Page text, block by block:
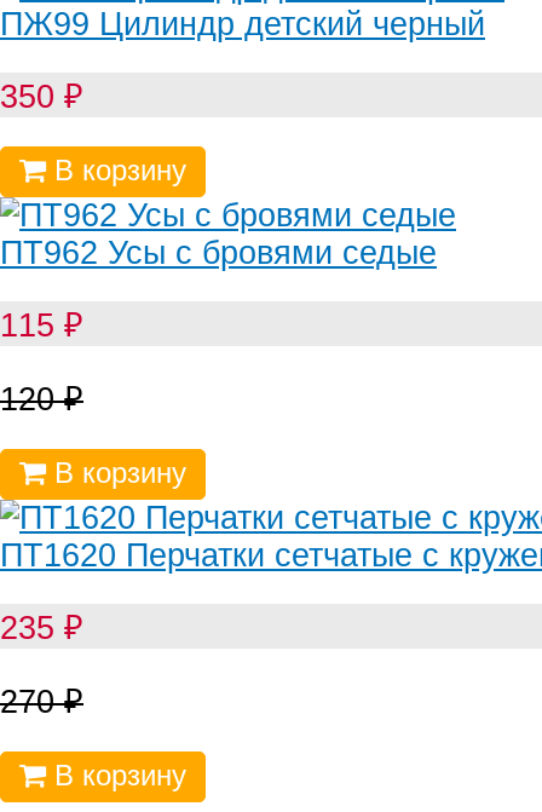
ПЖ99 Цилиндр детский черный
350 ₽
В корзину
ПТ962 Усы с бровями седые
115 ₽
120₽
В корзину
ПТ1620 Перчатки сетчатые с
235 ₽
270₽
В корзину